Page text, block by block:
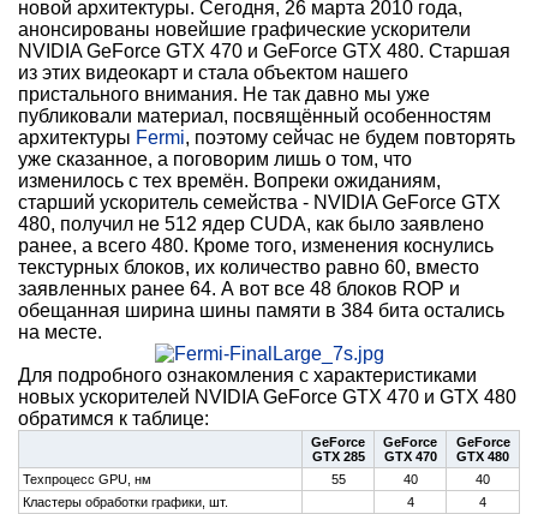
новой архитектуры. Сегодня, 26 марта 2010 года,
анонсированы новейшие графические ускорители
NVIDIA GeForce GTX 470 и GeForce GTX 480. Старшая
из этих видеокарт и стала объектом нашего
пристального внимания. Не так давно мы уже
публиковали материал, посвящённый особенностям
архитектуры Fermi, поэтому сейчас не будем повторять
уже сказанное, а поговорим лишь о том, что
изменилось с тех времён. Вопреки ожиданиям,
старший ускоритель семейства - NVIDIA GeForce GTX
480, получил не 512 ядер CUDA, как было заявлено
ранее, а всего 480. Кроме того, изменения коснулись
текстурных блоков, их количество равно 60, вместо
заявленных ранее 64. А вот все 48 блоков ROP и
обещанная ширина шины памяти в 384 бита остались
на месте.
Для подробного ознакомления с характеристиками
новых ускорителей NVIDIA GeForce GTX 470 и GTX 480
обратимся к таблице:
GeForce
GTX 285
GeForce
GTX 470
GeForce
GTX 480
Техпроцесс GPU, нм
55 40
40
Кластеры обработки графики, шт.
4
4